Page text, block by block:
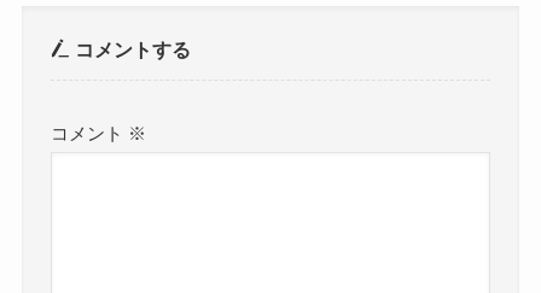
コメントする
コメント ※